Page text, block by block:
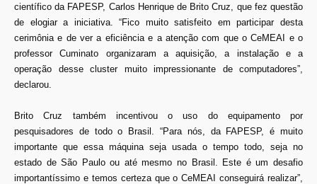
científico da FAPESP, Carlos Henrique de Brito Cruz, que fez questão
de elogiar a iniciativa. “Fico muito satisfeito em participar desta
cerimônia e de ver a eficiência e a atenção com que o CeMEAI e o
professor Cuminato organizaram a aquisição, a instalação e a
operação desse cluster muito impressionante de computadores”,
declarou.
Brito Cruz também incentivou o uso do equipamento por
pesquisadores de todo o Brasil. “Para nós, da FAPESP, é muito
importante que essa máquina seja usada o tempo todo, seja no
estado de São Paulo ou até mesmo no Brasil. Este é um desafio
importantíssimo e temos certeza que o CeMEAI conseguirá realizar”,